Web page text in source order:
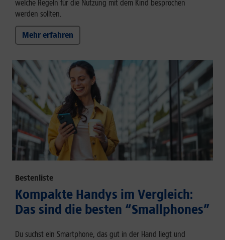
welche Regeln für die Nutzung mit dem Kind besprochen
werden sollten.
Mehr erfahren
Bestenliste
Kompakte Handys im Vergleich:
Das sind die besten “Smallphones”
Du suchst ein Smartphone, das gut in der Hand liegt und